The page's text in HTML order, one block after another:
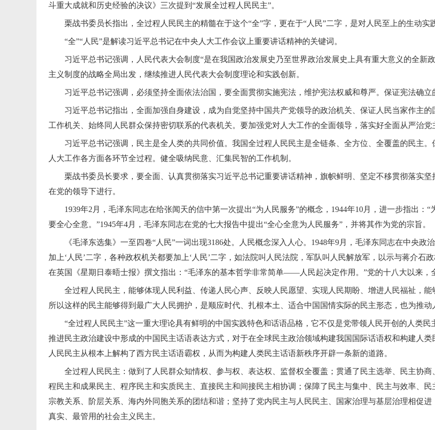
斗重大成就和历史经验的决议》三次提到“发展全过程人民民主”。
栗战书委员长指出，全过程人民民主的精髓在于这个“全”字，更在于“人民”二字，是对人民至上的生动实
“全”“人民”是解读习近平总书记在中央人大工作会议上重要讲话精神的关键词。
习近平总书记强调，人民代表大会制度“是在我国政治发展史乃至世界政治发展史上具有重大意义的全新
主义制度的战略全局出发，继续推进人民代表大会制度理论和实践创新。
习近平总书记强调，必须坚持全面依法治国，要全面贯彻实施宪法，维护宪法权威和尊严。保证宪法确立
习近平总书记指出，全面加强自身建设，成为自觉坚持中国共产党领导的政治机关、保证人民当家作主
工作机关、始终同人民群众保持密切联系的代表机关。要加强党对人大工作的全面领导，落实好全面从严治党
习近平总书记强调，民主是全人类的共同价值。我国全过程人民民主是全链条、全方位、全覆盖的民主
人大工作各方面各环节全过程。健全吸纳民意、汇集民智的工作机制。
栗战书委员长要求，要全面、认真贯彻落实习近平总书记重要讲话精神，旗帜鲜明、坚定不移贯彻落实
在党的领导下进行。
1939年2月，毛泽东同志在给张闻天的信中第一次提出“为人民服务”的概念，1944年10月，进一步指出：
要全心全意。”1945年4月，毛泽东同志在党的七大报告中提出“全心全意为人民服务”，并将其作为党的宗旨。
《毛泽东选集》一至四卷“人民”一词出现3186处。人民概念深入人心。1948年9月，毛泽东同志在中央
加上‘人民’二字，各种政权机关都要加上‘人民’二字，如法院叫人民法院，军队叫人民解放军，以示与蒋介石
在英国《星期日泰晤士报》撰文指出：“毛泽东的基本哲学非常简单——人民起决定作用。”党的十八大以来，
全过程人民民主，能够体现人民利益、传递人民心声、反映人民愿望、实现人民期盼、增进人民福祉，
所以这样的民主能够得到最广大人民拥护，是顺应时代、扎根本土、适合中国国情实际的民主形态，也为推动
“全过程人民民主”这一重大理论具有鲜明的中国实践特色和话语品格，它不仅是党带领人民开创的人类
推进民主政治建设中形成的中国民主话语表达方式，对于在全球民主政治领域构建我国国际话语权和构建人
人民民主从根本上解构了西方民主话语霸权，从而为构建人类民主话语新秩序开辟一条新的道路。
全过程人民民主：做到了人民群众知情权、参与权、表达权、监督权全覆盖；贯通了民主选举、民主协
程民主和成果民主、程序民主和实质民主、直接民主和间接民主相协调；保障了民主与集中、民主与效率、民
宗教关系、阶层关系、海内外同胞关系的团结和谐；坚持了党内民主与人民民主、国家治理与基层治理相促
真实、最管用的社会主义民主。